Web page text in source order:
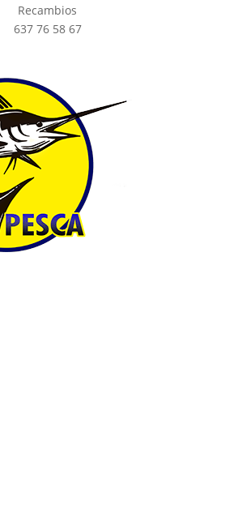
Recambios
637 76 58 67